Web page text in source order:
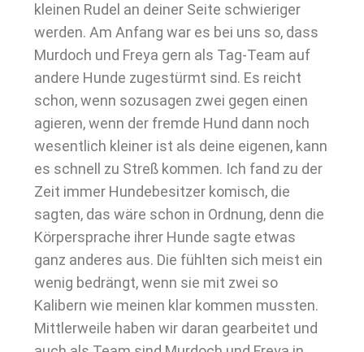
kleinen Rudel an deiner Seite schwieriger
werden. Am Anfang war es bei uns so, dass
Murdoch und Freya gern als Tag-Team auf
andere Hunde zugestürmt sind. Es reicht
schon, wenn sozusagen zwei gegen einen
agieren, wenn der fremde Hund dann noch
wesentlich kleiner ist als deine eigenen, kann
es schnell zu Streß kommen. Ich fand zu der
Zeit immer Hundebesitzer komisch, die
sagten, das wäre schon in Ordnung, denn die
Körpersprache ihrer Hunde sagte etwas
ganz anderes aus. Die fühlten sich meist ein
wenig bedrängt, wenn sie mit zwei so
Kalibern wie meinen klar kommen mussten.
Mittlerweile haben wir daran gearbeitet und